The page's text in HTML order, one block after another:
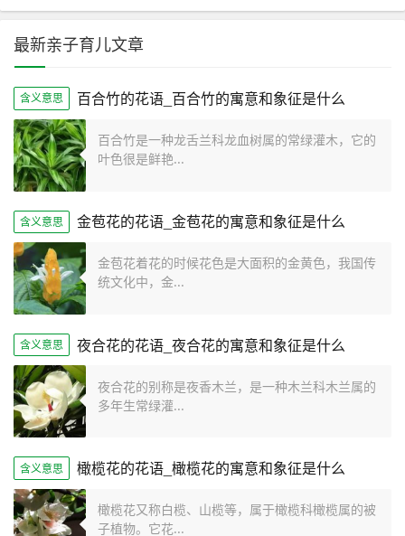
最新亲子育儿文章
含义意思 百合竹的花语_百合竹的寓意和象征是什么
百合竹是一种龙舌兰科龙血树属的常绿灌木，它的
叶色很是鲜艳...
含义意思 金苞花的花语_金苞花的寓意和象征是什么
金苞花着花的时候花色是大面积的金黄色，我国传
统文化中，金...
含义意思 夜合花的花语_夜合花的寓意和象征是什么
夜合花的别称是夜香木兰，是一种木兰科木兰属的
多年生常绿灌...
含义意思 橄榄花的花语_橄榄花的寓意和象征是什么
橄榄花又称白榄、山榄等，属于橄榄科橄榄属的被
子植物。它花...